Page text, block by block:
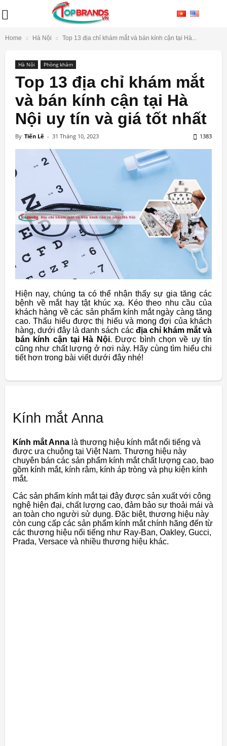
Home Hà Nội Top 13 địa chỉ khám mắt và bán kính cận tại Hà...
Hà Nội Phòng khám
Top 13 địa chỉ khám mắt
và bán kính cận tại Hà
Nội uy tín và giá tốt nhất
By Tiến Lê - 31 Tháng 10, 2023 1383
Hiện nay, chúng ta có thể nhận thấy sự gia tăng các
bệnh về mắt hay tật khúc xạ. Kéo theo nhu cầu của
khách hàng về các sản phẩm kính mắt ngày càng tăng
cao. Thấu hiểu được thị hiếu và mong đợi của khách
hàng, dưới đây là danh sách các địa chỉ khám mắt và
bán kính cận tại Hà Nội. Được bình chọn về uy tín
cũng như chất lượng ở nơi này. Hãy cùng tìm hiểu chi
tiết hơn trong bài viết dưới đây nhé!
Kính mắt Anna
Kính mắt Anna là thương hiệu kính mắt nổi tiếng và
được ưa chuộng tại Việt Nam. Thương hiệu này
chuyên bán các sản phẩm kính mắt chất lượng cao, bao
gồm kính mắt, kính râm, kính áp tròng và phụ kiện kính
mắt.
Các sản phẩm kính mắt tại đây được sản xuất với công
nghệ hiện đại, chất lượng cao, đảm bảo sự thoải mái và
an toàn cho người sử dụng. Đặc biệt, thương hiệu này
còn cung cấp các sản phẩm kính mắt chính hãng đến từ
các thương hiệu nổi tiếng như Ray-Ban, Oakley, Gucci,
Prada, Versace và nhiều thương hiệu khác.